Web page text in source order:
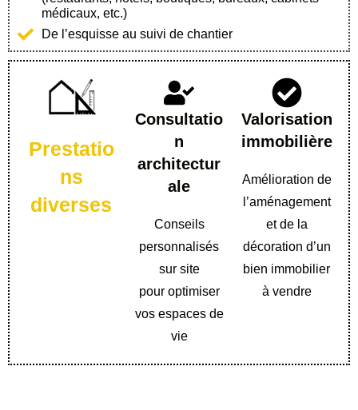
médicaux, etc.)
De l’esquisse au suivi de chantier
Prestatio
ns
diverses
Consultatio
n
architectur
ale
Conseils
personnalisés
sur site
pour optimiser
vos espaces de
vie
Valorisation
immobilière
Amélioration de
l’aménagement
et de la
décoration d’un
bien immobilier
à vendre